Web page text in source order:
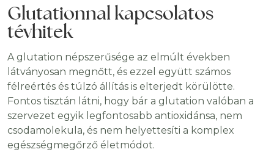
Glutationnal kapcsolatos
tévhitek
A glutation népszerűsége az elmúlt években
látványosan megnőtt, és ezzel együtt számos
félreértés és túlzó állítás is elterjedt körülötte.
Fontos tisztán látni, hogy bár a glutation valóban a
szervezet egyik legfontosabb antioxidánsa, nem
csodamolekula, és nem helyettesíti a komplex
egészségmegőrző életmódot.